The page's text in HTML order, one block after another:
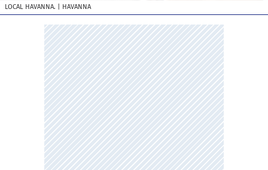
LOCAL HAVANNA. | HAVANNA